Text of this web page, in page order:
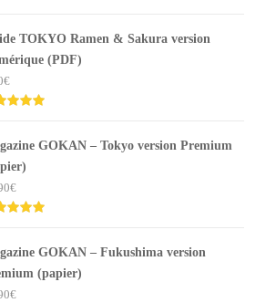
5
TOKYO Ramen & Sakura version
(PDF)
€
5 GOKAN – Tokyo version Premium
€
5 GOKAN – Fukushima version
(papier)
€